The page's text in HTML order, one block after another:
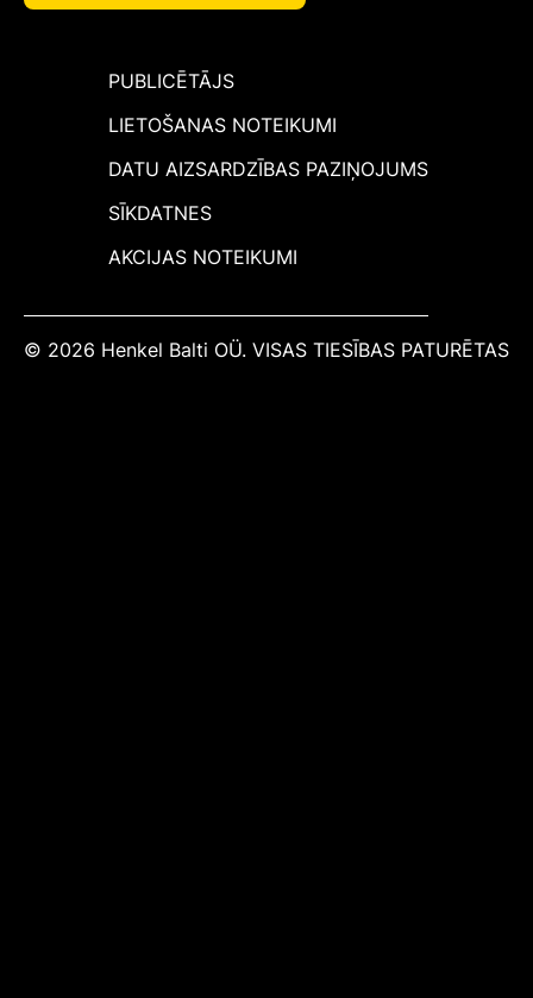
PUBLICĒTĀJS
LIETOŠANAS NOTEIKUMI
DATU AIZSARDZĪBAS PAZIŅOJUMS
SĪKDATNES
AKCIJAS NOTEIKUMI
© 2026 Henkel Balti OÜ. VISAS TIESĪBAS PATURĒTAS